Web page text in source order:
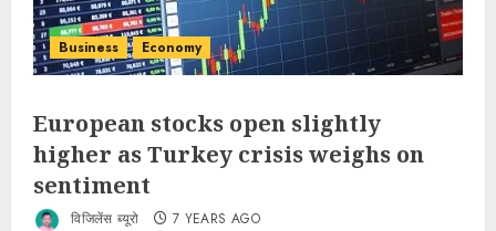
Business Economy
European stocks open slightly
higher as Turkey crisis weighs on
sentiment
विजिलेंस ब्यूरो 7 YEARS AGO